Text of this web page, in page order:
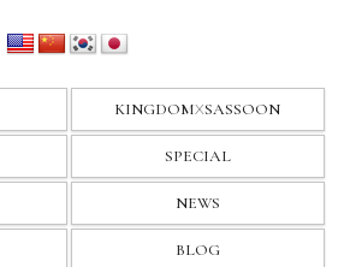
KINGDOMXSASSOON
SPECIAL
NEWS
BLOG